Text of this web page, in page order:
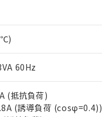
60Hz
(抵抗負荷)
(誘導負荷 (cosφ=0.4))